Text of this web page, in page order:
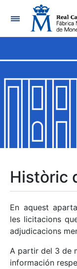
Mostra/Amaga
Mostra/Amaga
Mostra/Amaga
Mostra/Amaga
Mostra/Amaga
Històric
En aquest
les licitacions
adjudicacions
A partir del 3 de
información